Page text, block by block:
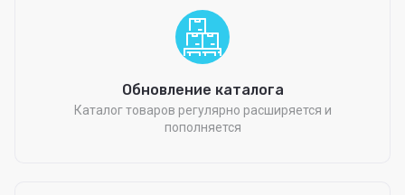
Обновление каталога
Каталог товаров регулярно расширяется и
пополняется